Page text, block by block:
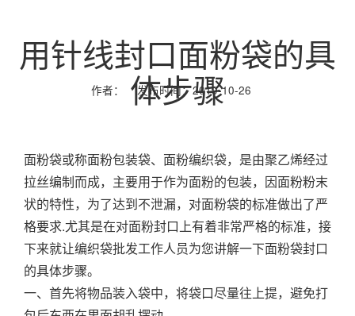
用针线封口面粉袋的具
体步骤
作者： 发布时间：2019-10-26
面粉袋或称面粉包装袋、面粉编织袋，是由聚乙烯经过
拉丝编制而成，主要用于作为面粉的包装，因面粉粉末
状的特性，为了达到不泄漏，对面粉袋的标准做出了严
格要求.尤其是在对面粉封口上有着非常严格的标准，接
下来就让编织袋批发工作人员为您讲解一下面粉袋封口
的具体步骤。
一、首先将物品装入袋中，将袋口尽量往上提，避免打